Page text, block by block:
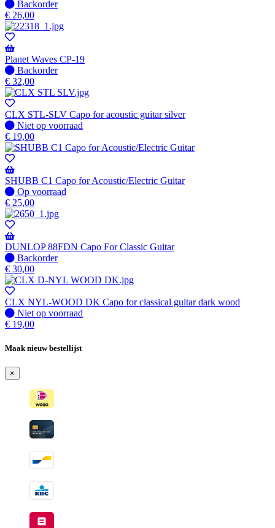
Niet
op
voorraad
-
Wordt
verzonden
wanneer
beschikbaar
Backorder
€ 26,00
Planet Waves CP-19
Niet
op
voorraad
-
Wordt
verzonden
wanneer
beschikbaar
Backorder
€ 32,00
CLX STL-SLV Capo for acoustic guitar silver
Niet
op
voorraad
Niet op voorraad
€ 19,00
SHUBB C1 Capo for Acoustic/Electric Guitar
Op
voorraad
Op voorraad
€ 25,00
DUNLOP 88FDN Capo For Classic Guitar
Niet
op
voorraad
-
Wordt
verzonden
wanneer
Backorder
€ 30,00
CLX NYL-WOOD DK Capo for classical guitar dark wood
Niet
op
Niet op voorraad
€ 19,00
Maak nieuw bestellijst
×